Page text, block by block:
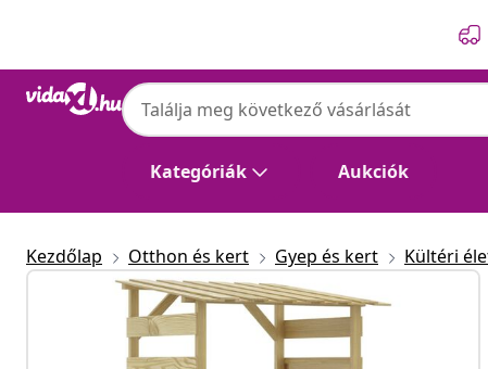
Kategóriák Aukciók
Kezdőlap Otthon és kert Gyep és kert Kültéri